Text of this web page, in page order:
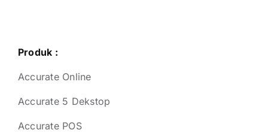
Produk :
Accurate Online
Accurate 5 Dekstop
Accurate POS